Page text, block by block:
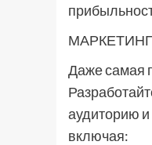
Даже самая
аудиторию
включая: